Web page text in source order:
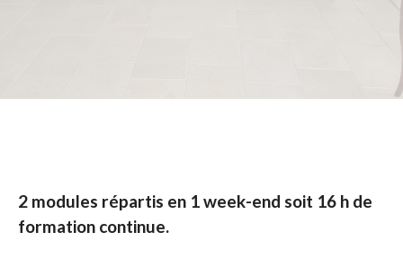
2 modules répartis en 1 week-end soit 16 h de
formation continue.